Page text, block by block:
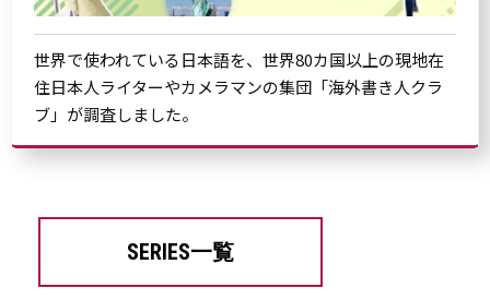
世界で使われている日本語を、世界80カ国以上の現地在
住日本人ライターやカメラマンの集団「海外書き人クラ
ブ」が調査しました。
SERIES一覧